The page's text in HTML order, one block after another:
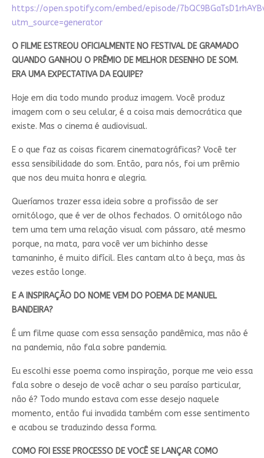
https://open.spotify.com/embed/episode/
utm_source=generator
O FILME ESTREOU OFICIALMENTE NO FESTIVAL DE GRAMADO
QUANDO GANHOU O PRÊMIO DE MELHOR DESENHO DE SOM.
ERA UMA EXPECTATIVA DA EQUIPE?
Hoje em dia todo mundo produz imagem. Você produz
imagem com o seu celular, é a coisa mais democrática que
existe. Mas o cinema é audiovisual.
E o que faz as coisas ficarem cinematográficas? Você ter
essa sensibilidade do som. Então, para nós, foi um prêmio
que nos deu muita honra e alegria.
Queríamos trazer essa ideia sobre a profissão de ser
ornitólogo, que é ver de olhos fechados. O ornitólogo não
tem uma tem uma relação visual com pássaro, até mesmo
porque, na mata, para você ver um bichinho desse
tamaninho, é muito difícil. Eles cantam alto à beça, mas às
vezes estão longe.
E A INSPIRAÇÃO DO NOME VEM DO POEMA DE MANUEL
BANDEIRA?
É um filme quase com essa sensação pandêmica, mas não é
na pandemia, não fala sobre pandemia.
Eu escolhi esse poema como inspiração, porque me veio essa
fala sobre o desejo de você achar o seu paraíso particular,
não é? Todo mundo estava com esse desejo naquele
momento, então fui invadida também com esse sentimento
e acabou se traduzindo dessa forma.
COMO FOI ESSE PROCESSO DE VOCÊ SE LANÇAR COMO